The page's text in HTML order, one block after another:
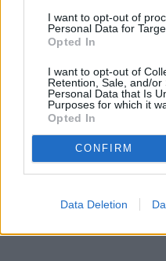
I want to opt-out of
Personal Data for
Opted In
I want to opt-out of
Retention, Sale, and/or
Personal Data that Is
Purposes for which it
Opted In
CONFIRM
Data Deletion